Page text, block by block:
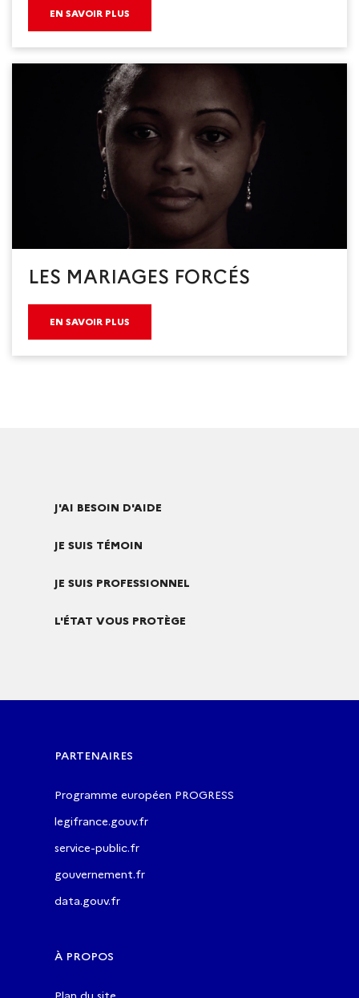
EN SAVOIR PLUS
LES MARIAGES FORCÉS
EN SAVOIR PLUS
J'AI BESOIN D'AIDE
JE SUIS TÉMOIN
JE SUIS PROFESSIONNEL
L'ÉTAT VOUS PROTÈGE
PARTENAIRES
Programme européen PROGRESS
legifrance.gouv.fr
service-public.fr
gouvernement.fr
data.gouv.fr
À PROPOS